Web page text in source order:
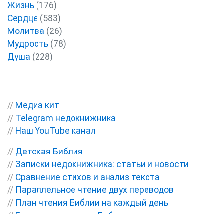
Жизнь (176)
Сердце (583)
Молитва (26)
Мудрость (78)
Душа (228)
// Медиа кит
// Telegram недокнижника
// Наш YouTube канал
// Детская Библия
// Записки недокнижника: статьи и новости
// Сравнение стихов и анализ текста
// Параллельное чтение двух переводов
// План чтения Библии на каждый день